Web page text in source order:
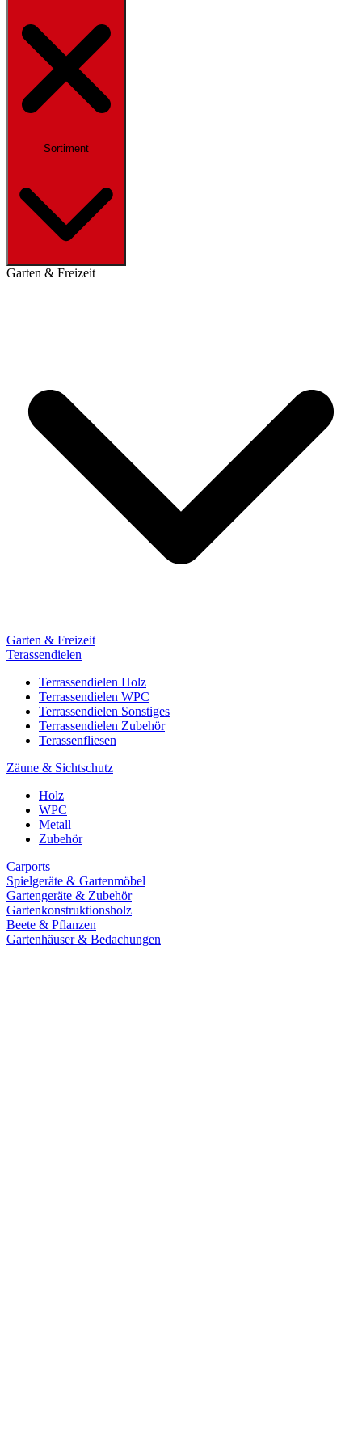
Sortiment
Garten & Freizeit
Garten & Freizeit
Terassendielen
Terrassendielen Holz
Terrassendielen WPC
Terrassendielen Sonstiges
Terrassendielen Zubehör
Terassenfliesen
Zäune & Sichtschutz
Holz
WPC
Metall
Zubehör
Carports
Spielgeräte & Gartenmöbel
Gartengeräte & Zubehör
Gartenkonstruktionsholz
Beete & Pflanzen
Gartenhäuser & Bedachungen